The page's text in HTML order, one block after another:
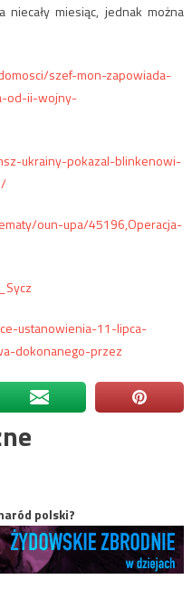
miesiąc, jednak można
szef-mon-zapowiada-
od-ii-wojny-
ukrainy-pokazal-blinkenowi-
oun-upa/45196,Operacja-
ustanowienia-11-lipca-
dokonanego-przez
polski?